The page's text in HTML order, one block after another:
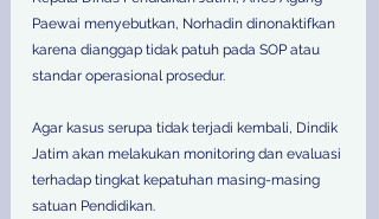
Paewai menyebutkan, Norhadin dinonaktifkan
karena dianggap tidak patuh pada SOP atau
standar operasional prosedur.
Agar kasus serupa tidak terjadi kembali, Dindik
Jatim akan melakukan monitoring dan evaluasi
terhadap tingkat kepatuhan masing-masing
satuan Pendidikan.